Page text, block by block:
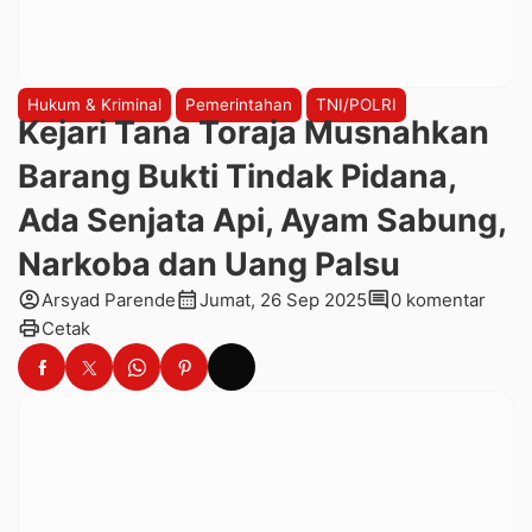
Hukum & Kriminal Pemerintahan TNI/POLRI
Kejari Tana Toraja Musnahkan
Barang Bukti Tindak Pidana,
Ada Senjata Api, Ayam Sabung,
Narkoba dan Uang Palsu
account_circleArsyad Parendecalendar_monthJumat, 26 Sep 2025comment0 komentar
printCetak